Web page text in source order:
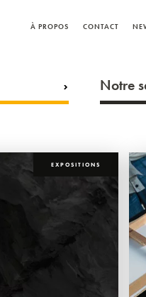
À PROPOS CONTACT
Notre
EXPOSITIONS